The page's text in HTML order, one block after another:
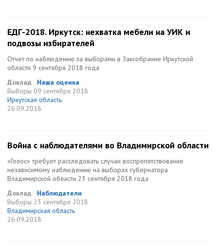
ЕДГ-2018. Иркутск: нехватка мебели на УИК и
подвозы избирателей
Отчет по наблюдению за выборами в Заксобрание Иркутской
области 9 сентября 2018 года
Доклад
Наша оценка
Выборы 09 сентября 2018
Иркутская область
26.09.2018
Война с наблюдателями во Владимирской области
«Голос» требует расследовать случаи воспрепятствования
независимому наблюдению на выборах губернатора
Владимирской области 23 сентября 2018 года
Доклад
Наблюдатели
Выборы 23 сентября 2018
Владимирская область
26.09.2018